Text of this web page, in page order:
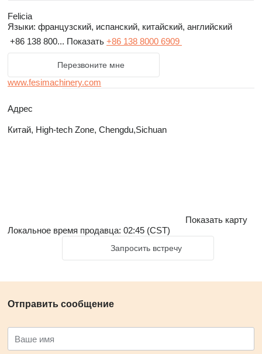
Felicia
Языки: французский, испанский, китайский, английский
+86 138 800... Показать +86 138 8000 6909
Перезвоните мне
www.fesimachinery.com
Адрес
Китай, High-tech Zone, Chengdu,Sichuan
Показать карту
Локальное время продавца: 02:45 (CST)
Запросить встречу
Отправить сообщение